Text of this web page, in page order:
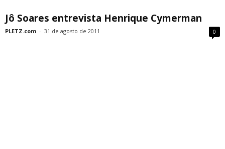
Jô Soares entrevista Henrique Cymerman
PLETZ.com - 31 de agosto de 2011 0